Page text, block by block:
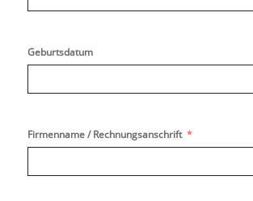
Geburtsdatum
Firmenname / Rechnungsanschrift